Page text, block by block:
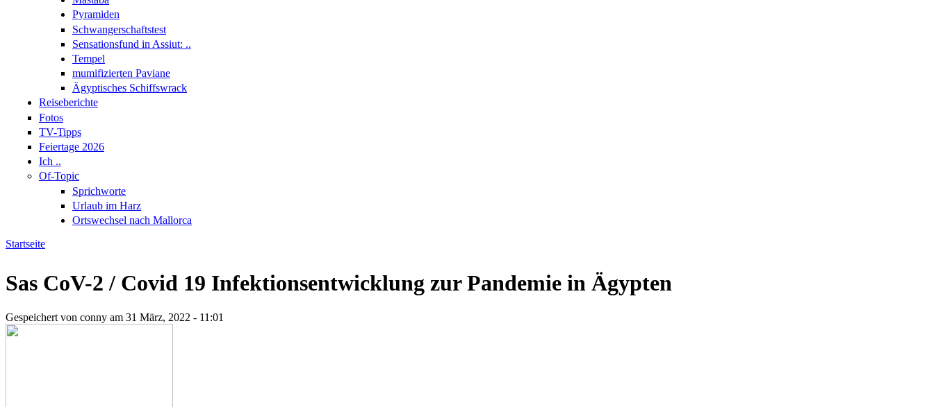
Pyramiden
Schwangerschaftstest
Sensationsfund in Assiut: ..
Tempel
mumifizierten Paviane
Ägyptisches Schiffswrack
Reiseberichte
Fotos
TV-Tipps
Feiertage 2026
Ich ..
Of-Topic
Sprichworte
Urlaub im Harz
Ortswechsel nach Mallorca
Startseite
Sas CoV-2 / Covid 19 Infektionsentwicklung zur Pandemie in Ägypten
Gespeichert von conny am 31 März, 2022 - 11:01